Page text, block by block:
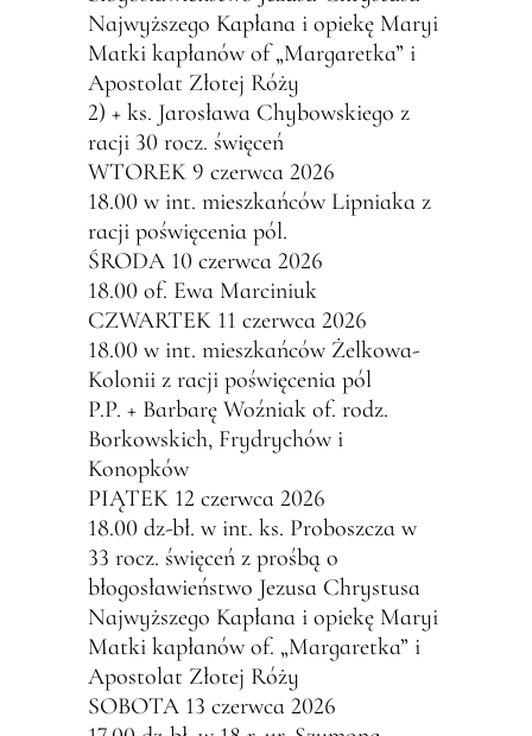
Najwyższego Kapłana i opiekę Maryi
Matki kapłanów of „Margaretka” i
Apostolat Złotej Róży
2) + ks. Jarosława Chybowskiego z
racji 30 rocz. święceń
WTOREK 9 czerwca 2026
18.00 w int. mieszkańców Lipniaka z
racji poświęcenia pól.
ŚRODA 10 czerwca 2026
18.00 of. Ewa Marciniuk
CZWARTEK 11 czerwca 2026
18.00 w int. mieszkańców Żelkowa-
Kolonii z racji poświęcenia pól
P.P. + Barbarę Woźniak of. rodz.
Borkowskich, Frydrychów i
Konopków
PIĄTEK 12 czerwca 2026
18.00 dz-bł. w int. ks. Proboszcza w
33 rocz. święceń z prośbą o
błogosławieństwo Jezusa Chrystusa
Najwyższego Kapłana i opiekę Maryi
Matki kapłanów of. „Margaretka” i
Apostolat Złotej Róży
SOBOTA 13 czerwca 2026